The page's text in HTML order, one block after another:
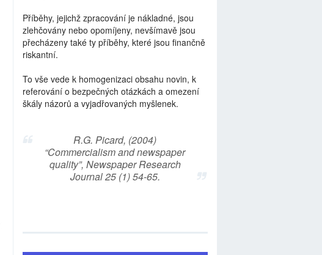
Příběhy, jejichž zpracování je nákladné, jsou
zlehčovány nebo opomíjeny, nevšímavě jsou
přecházeny také ty příběhy, které jsou finančně
riskantní.
To vše vede k homogenizaci obsahu novin, k
referování o bezpečných otázkách a omezení
škály názorů a vyjadřovaných myšlenek.
R.G. Picard, (2004)
“Commercialism and newspaper
quality”, Newspaper Research
Journal 25 (1) 54-65.